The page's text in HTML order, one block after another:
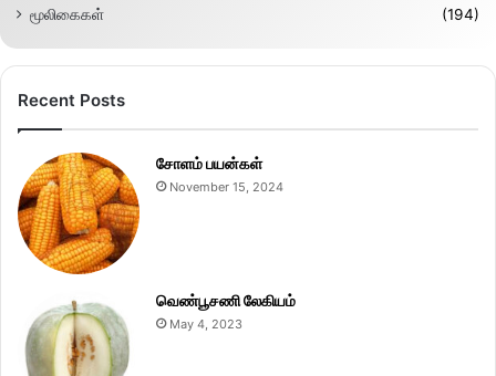
மூலிகைகள் (194)
Recent Posts
சோளம் பயன்கள்
November 15, 2024
வெண்பூசணி லேகியம்
May 4, 2023